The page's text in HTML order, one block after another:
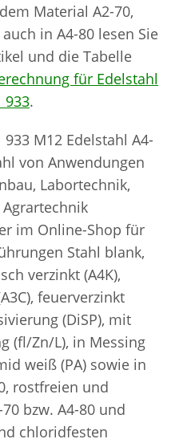
Material A2-70,
in A4-80 lesen Sie
und die Tabelle
für Edelstahl
933.
M12 Edelstahl A4-
von Anwendungen
Labortechnik,
im Online-Shop für
Stahl blank,
verzinkt (A4K),
feuerverzinkt
(DiSP), mit
(fl/Zn/L), in Messing
weiß (PA) sowie in
rostfreien und
bzw. A4-80 und
chloridfesten